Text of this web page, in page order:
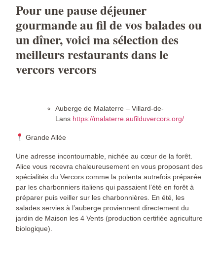
Pour une pause déjeuner
gourmande au fil de vos baladesou
un dîner, voici ma sélection des
meilleurs restaurants dans le
vercors vercors
Auberge de Malaterre – Villard-de-
Lans https://malaterre.aufilduvercors.org/
Grande Allée
Une adresse incontournable, nichée au cœur de la forêt.
Alice vous recevra chaleureusement en vous proposant des
spécialités du Vercors comme la polenta autrefois préparée
par les charbonniers italiens qui passaient l’été en forêt à
préparer puis veiller sur les charbonnières. En été, les
salades servies à l’auberge proviennent directement du
jardin de Maison les 4 Vents (production certifiée agriculture
biologique).